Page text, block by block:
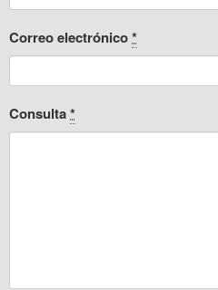
Correo electrónico*
Consulta*